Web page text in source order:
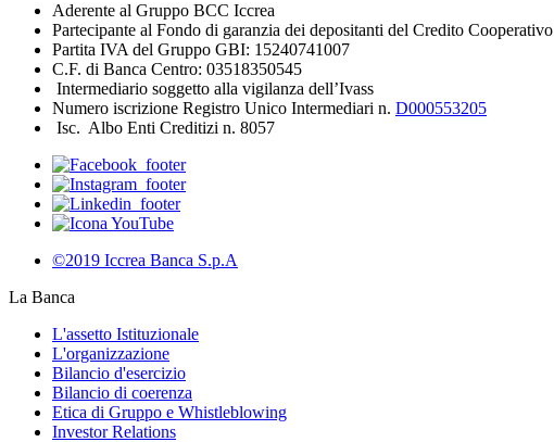
Aderente al Gruppo BCC Iccrea
Partecipante al Fondo di garanzia dei depositanti del Credito Cooperativo
Partita IVA del Gruppo GBI: 15240741007
C.F. di Banca Centro: 03518350545
Intermediario soggetto alla vigilanza dell’Ivass
Numero iscrizione Registro Unico Intermediari n. D000553205
Isc. Albo Enti Creditizi n. 8057
©2019 Iccrea Banca S.p.A
La Banca
L'assetto Istituzionale
L'organizzazione
Bilancio d'esercizio
Bilancio di coerenza
Etica di Gruppo e Whistleblowing
Investor Relations